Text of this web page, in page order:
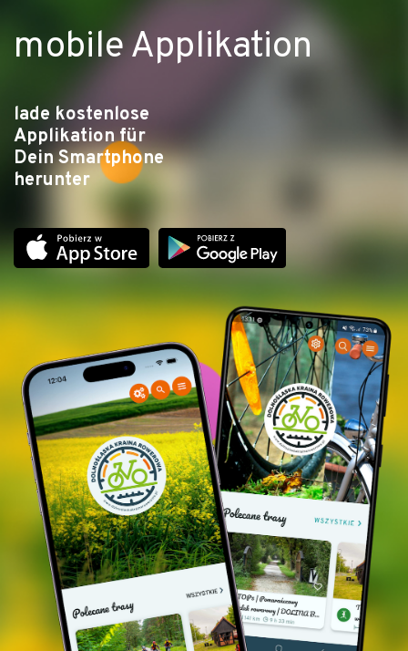
ATTRAKTIONEN AUF DER STRECKE:
Ruda Milicka| ein Vogeldorf, ein Erholungsplatz im
Zentrum des Dorfes mit der Tramway zur Kultur
Wrocław), das 1812 erbaute Gajówka mit einer für
das Barycz-Tal spezifischen Fachwerkkonstruktion.
Świebodów| Familiendorf von Ryszard Szurkowski
(Weltmeiser in Radrennen)
Gęślica-Hügel(ca. 240 m über dem Meeresspiegel)
Schmalspurbahn| Krośnice
Wasserpark "Krośnicka Przystań"
| EIN
RADFAHRERFREUNDLICHER ORT | Krośnice
Der Weinberg Anna| EIN
RADFAHRERFREUNDLICHER ORT | Krosnice
Łazy - Krosnice - Strecke| schöne Waldwege, die
mobile Applikation
lade kostenlose
Applikation für
Dein Smartphone
herunter